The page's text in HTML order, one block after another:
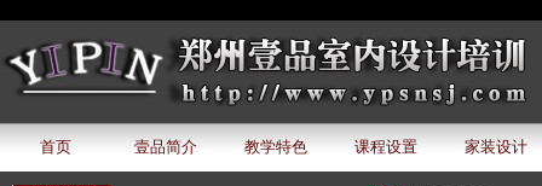
首页 壹品简介 教学特色 课程设置 家装设计